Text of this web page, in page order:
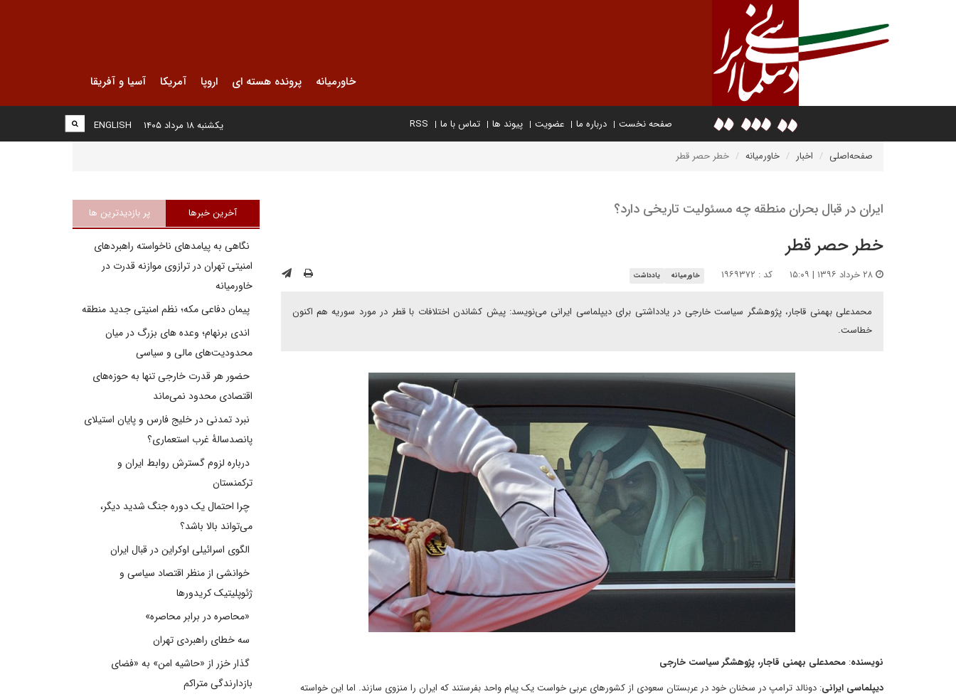
خاورمیانه پرونده هسته ای اروپا آمریکا آسیا و آفریقا
صفحه نخست درباره ما عضویت پیوند ها تماس با ما RSS
ENGLISH یکشنبه ۱۸ مرداد ۱۴۰۵
صفحه‌اصلی اخبار خاورمیانه خطر حصر قطر
ایران در قبال بحران منطقه چه مسئولیت تاریخی دارد؟
خطر حصر قطر
کد : ۱۹۶۹۳۷۲ خاورمیانه یادداشت
محمدعلی بهمنی قاجار، پژوهشگر سیاست خارجی در یادداشتی برای دیپلماسی ایرانی می‌نویسد: پیش کشاندن اختلافات با قطر در مورد سوریه هم اکنون
خطاست.
نویسنده: محمدعلی بهمنی قاجار، پژوهشگر سیاست خارجی
دیپلماسی ایرانی: دونالد ترامپ در سخنان خود در عربستان سعودی از کشورهای عربی خواست یک پیام واحد بفرستند که ایران را منزوی سازند. اما این خواسته
آخرین خبرها پر بازدیدترین ها
نگاهی به پیامدهای ناخواسته راهبردهای
امنیتی تهران در ترازوی موازنه قدرت در
خاورمیانه
پیمان دفاعی مکه؛ نظم امنیتی جدید منطقه
اندی برنهام؛ وعده های بزرگ در میان
محدودیت‌های مالی و سیاسی
حضور هر قدرت خارجی تنها به حوزه‌های
اقتصادی محدود نمی‌ماند
نبرد تمدنی در خلیج فارس و پایان استیلای
پانصدسالۀ غرب استعماری؟
درباره لزوم گسترش روابط ایران و
ترکمنستان
چرا احتمال یک دوره جنگ شدید دیگر،
می‌تواند بالا باشد؟
الگوی اسرائیلی اوکراین در قبال ایران
خوانشی از منظر اقتصاد سیاسی و
ژئوپلیتیک کریدورها
«محاصره در برابر محاصره»
سه خطای راهبردی تهران
گذار خزر از «حاشیه امن» به «فضای
بازدارندگی متراکم